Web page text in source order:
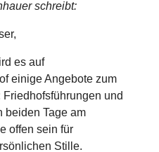
schreibt:
es auf
einige Angebote zum
und
beiden Tage am
offen sein für
Stille.